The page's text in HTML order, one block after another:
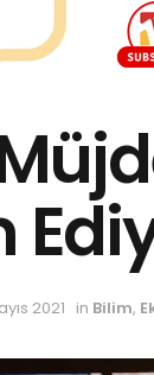
2021 in Bilim,